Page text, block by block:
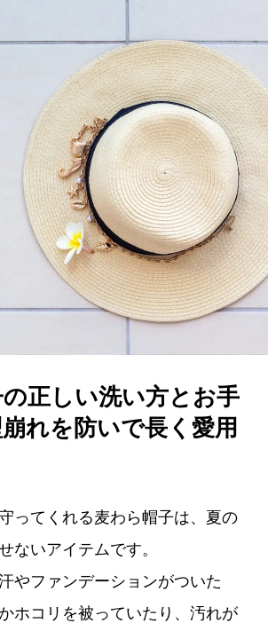
正しい洗い方とお手
れを防いで長く愛用
ってくれる麦わら帽子は、夏の
ないアイテムです。
やファンデーションがついた
ホコリを被っていたり、汚れが